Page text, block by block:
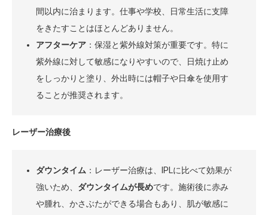
間以内に治まります。仕事や学校、日常生活に支障
をきたすことはほとんどありません。
アフターケア ：保湿と紫外線対策が重要です。特に
紫外線に対して敏感になりやすいので、日焼け止め
をしっかりと塗り、外出時には帽子や日傘を使用す
ることが推奨されます。
レーザー治療後
ダウンタイム ：レーザー治療は、IPLに比べて効果が
強いため、 ダウンタイムが長めです。施術後に赤み
や腫れ、かさぶたができる場合もあり、肌が敏感に